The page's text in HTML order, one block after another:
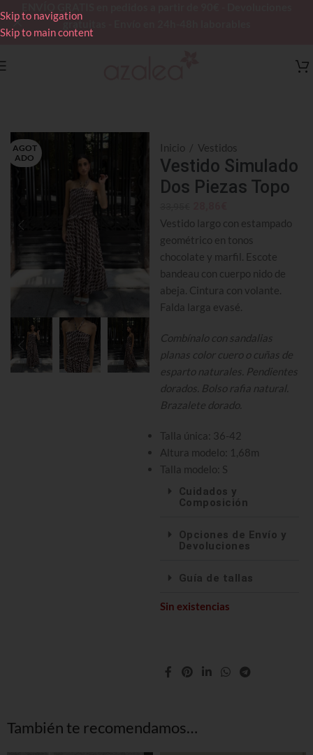
Skip to navigation
Skip to main content
gratuitas - Envío en 24h-48h laborables
AGOT
ADO
Inicio / Vestidos
Vestido Simulado
Dos Piezas Topo
Vestido largo con estampado
geométrico en tonos
chocolate y marfil. Escote
bandeau con cuerpo nido de
abeja. Cintura con volante.
Falda larga evasé.
Combínalo con sandalias
planas color cuero o cuñas de
esparto naturales. Pendientes
dorados. Bolso rafia natural.
Brazalete dorado.
Talla única: 36-42
Altura modelo: 1,68m
Talla modelo: S
Cuidados y
Composición
Opciones de Envío y
Devoluciones
Guía de tallas
Sin existencias
También te recomendamos…